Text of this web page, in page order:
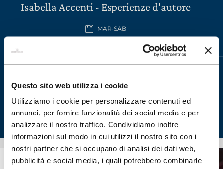
Questo sito web utilizza i cookie
Utilizziamo i cookie per personalizzare contenuti ed
annunci, per fornire funzionalità dei social media e per
analizzare il nostro traffico. Condividiamo inoltre
informazioni sul modo in cui utilizzi il nostro sito con i
nostri partner che si occupano di analisi dei dati web,
pubblicità e social media, i quali potrebbero combinarle
Isabella Accenti - Esperienze d'autore
MAR-SAB